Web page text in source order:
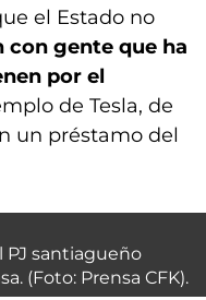
el Estado no
con gente que ha
por el
de Tesla, de
un préstamo del
PJ santiagueño
(Foto: Prensa CFK).